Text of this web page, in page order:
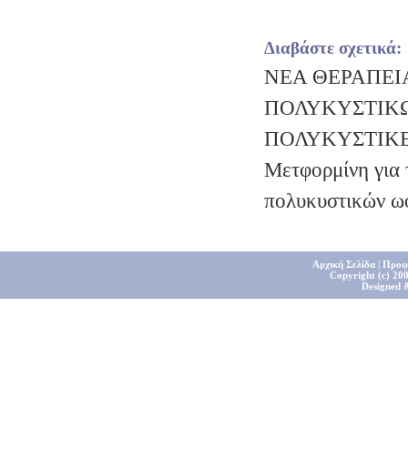
Διαβάστε σχετικά:
ΝΕΑ
Μετφορμίνη για
πολυκυστικών
Αρχική Σελίδα|
Copyright (c)
Designed